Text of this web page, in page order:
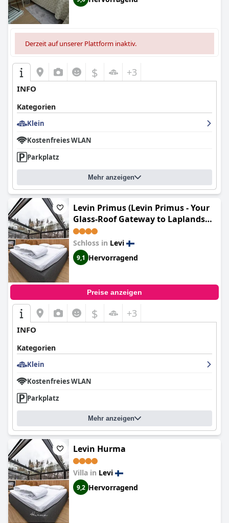
Derzeit auf unserer Plattform inaktiv.
$ +3
INFO
Kategorien
Klein
Kostenfreies WLAN
Parkplatz
Mehr anzeigen
Levin Primus (Levin Primus - Your
Glass-Roof Gateway to Laplands
Magic)
Schloss in Levi
9,1 Hervorragend
Preise anzeigen
$ +3
INFO
Kategorien
Klein
Kostenfreies WLAN
Parkplatz
Mehr anzeigen
Levin Hurma
Villa in Levi
9,2 Hervorragend